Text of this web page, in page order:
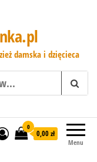
damska i dzięcieca
Menu
0
0,00 zł